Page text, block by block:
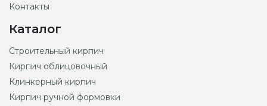
Контакты
Каталог
Строительный кирпич
Кирпич облицовочный
Клинкерный кирпич
Кирпич ручной формовки